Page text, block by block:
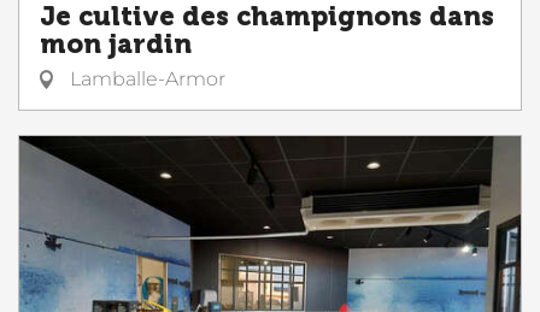
Je cultive des champignons dans
mon jardin
Lamballe-Armor